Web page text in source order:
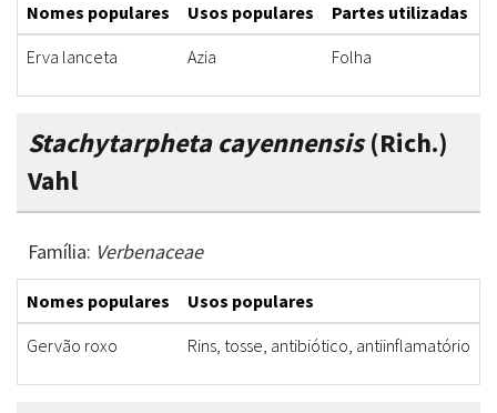
Nomes populares Usos populares Partes utilizadas
Erva lanceta
Azia Folha
Stachytarpheta cayennensis(Rich.)
Vahl
Família: Verbenaceae
Nomes populares Usos populares
Gervão roxo
Rins, tosse, antibiótico, antiinflamatório